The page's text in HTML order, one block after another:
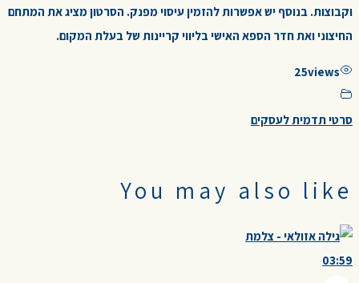
וקבוצות. בנוסף יש אפשרות להזמין עיסוי מפנק. הסרטון מציג את המתחם
החיצוני ואת חדר הספא האישי בליווי קריינות של בעלת המקום.
25views
סרטי תדמית לעסקים
You may also like
03:59